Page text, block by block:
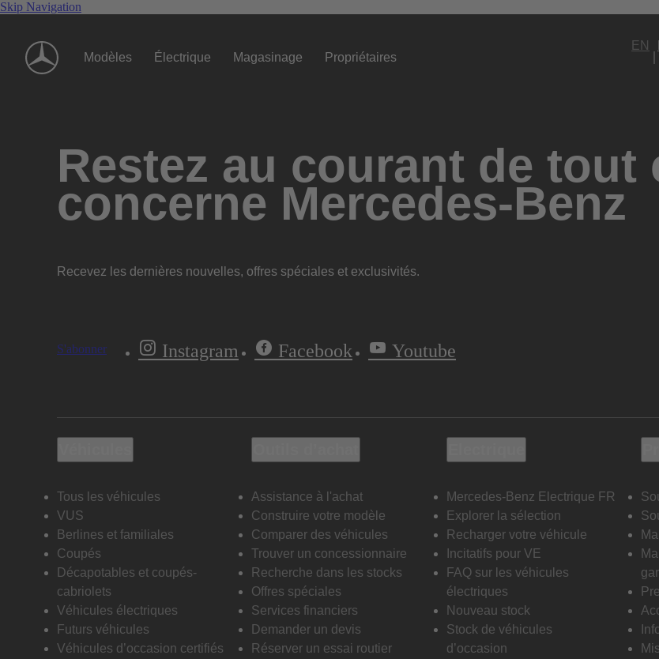
Skip Navigation
Modèles Électrique Magasinage Propriétaires
EN
Restez au courant de tout
concerne Mercedes-Benz
Recevez les dernières nouvelles, offres spéciales et exclusivités.
S'abonner Instagram Facebook Youtube
Tous les véhicules
VUS
Berlines et familiales
Coupés
Décapotables et coupés-
cabriolets
Véhicules électriques
Futurs véhicules
Véhicules d’occasion certifiés
Assistance à l'achat
Construire votre modèle
Comparer des véhicules
Trouver un concessionnaire
Recherche dans les stocks
Offres spéciales
Services financiers
Demander un devis
Réserver un essai routier
Mercedes-Benz Electrique FR
Explorer la sélection
Recharger votre véhicule
Incitatifs pour VE
FAQ sur les véhicules
électriques
Nouveau stock
Stock de véhicules
d’occasion